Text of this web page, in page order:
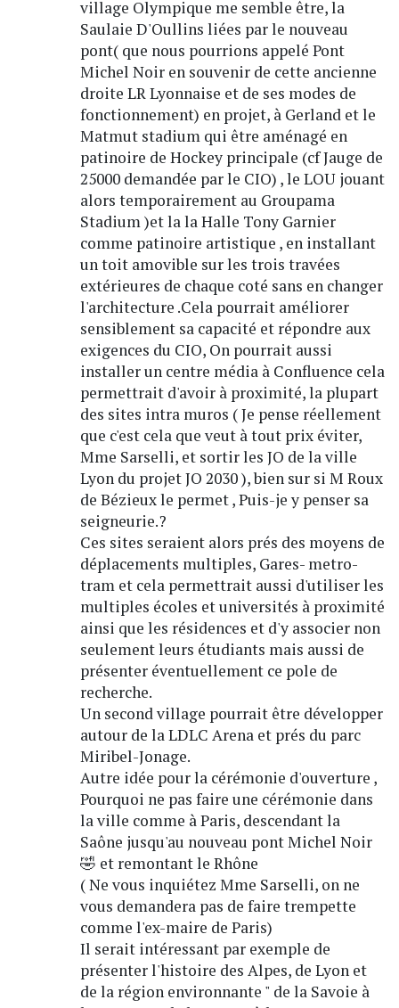
village Olympique me semble être, la
Saulaie D'Oullins liées par le nouveau
pont( que nous pourrions appelé Pont
Michel Noir en souvenir de cette ancienne
droite LR Lyonnaise et de ses modes de
fonctionnement) en projet, à Gerland et le
Matmut stadium qui être aménagé en
patinoire de Hockey principale (cf Jauge de
25000 demandée par le CIO) , le LOU jouant
alors temporairement au Groupama
Stadium )et la la Halle Tony Garnier
comme patinoire artistique , en installant
un toit amovible sur les trois travées
extérieures de chaque coté sans en changer
l'architecture .Cela pourrait améliorer
sensiblement sa capacité et répondre aux
exigences du CIO, On pourrait aussi
installer un centre média à Confluence cela
permettrait d'avoir à proximité, la plupart
des sites intra muros ( Je pense réellement
que c'est cela que veut à tout prix éviter,
Mme Sarselli, et sortir les JO de la ville
Lyon du projet JO 2030 ), bien sur si M Roux
de Bézieux le permet , Puis-je y penser sa
seigneurie.?
Ces sites seraient alors prés des moyens de
déplacements multiples, Gares- metro-
tram et cela permettrait aussi d'utiliser les
multiples écoles et universités à proximité
ainsi que les résidences et d'y associer non
seulement leurs étudiants mais aussi de
présenter éventuellement ce pole de
recherche.
Un second village pourrait être développer
autour de la LDLC Arena et prés du parc
Miribel-Jonage.
Autre idée pour la cérémonie d'ouverture ,
Pourquoi ne pas faire une cérémonie dans
la ville comme à Paris, descendant la
Saône jusqu'au nouveau pont Michel Noir
🤣 et remontant le Rhône
( Ne vous inquiétez Mme Sarselli, on ne
vous demandera pas de faire trempette
comme l'ex-maire de Paris)
Il serait intéressant par exemple de
présenter l'histoire des Alpes, de Lyon et
de la région environnante " de la Savoie à